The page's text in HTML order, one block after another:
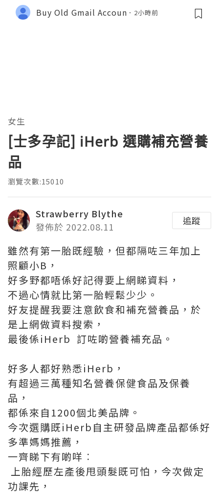
Buy Old Gmail Accoun 2小時前
女生
[士多孕記] iHerb 選購補充營養
品
瀏覽次數:15010
Strawberry Blythe
發佈於 2022.08.11
追蹤
雖然有第一胎既經驗，但都隔咗三年加上
照顧小B，
好多野都唔係好記得要上網睇資料，
不過心情就比第一胎輕鬆少少。
好友提醒我要注意飲食和補充營養品，於
是上網做資料搜索，
最後係iHerb 訂咗啲營養補充品。
好多人都好熟悉iHerb，
有超過三萬種知名營養保健食品及保養
品，
都係來自1200個北美品牌。
今次選購既iHerb自主研發品牌產品都係好
多準媽媽推薦，
一齊睇下有啲咩︰
上胎經歷左產後甩頭髮既可怕，今次做定
功課先，